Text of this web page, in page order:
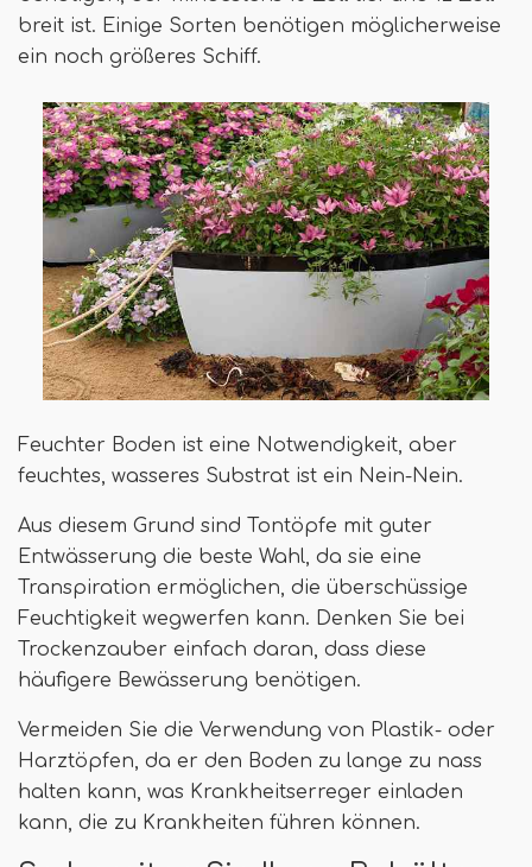
breit ist. Einige Sorten benötigen möglicherweise
ein noch größeres Schiff.
Feuchter Boden ist eine Notwendigkeit, aber
feuchtes, wasseres Substrat ist ein Nein-Nein.
Aus diesem Grund sind Tontöpfe mit guter
Entwässerung die beste Wahl, da sie eine
Transpiration ermöglichen, die überschüssige
Feuchtigkeit wegwerfen kann. Denken Sie bei
Trockenzauber einfach daran, dass diese
häufigere Bewässerung benötigen.
Vermeiden Sie die Verwendung von Plastik- oder
Harztöpfen, da er den Boden zu lange zu nass
halten kann, was Krankheitserreger einladen
kann, die zu Krankheiten führen können.